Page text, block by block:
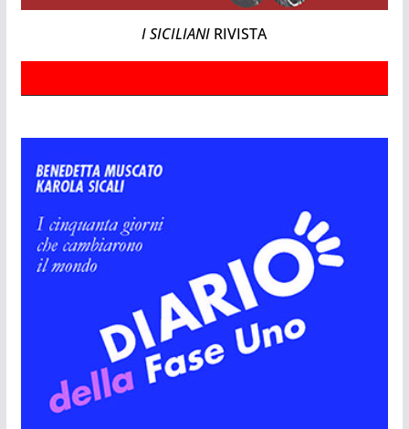
I SICILIANI RIVISTA